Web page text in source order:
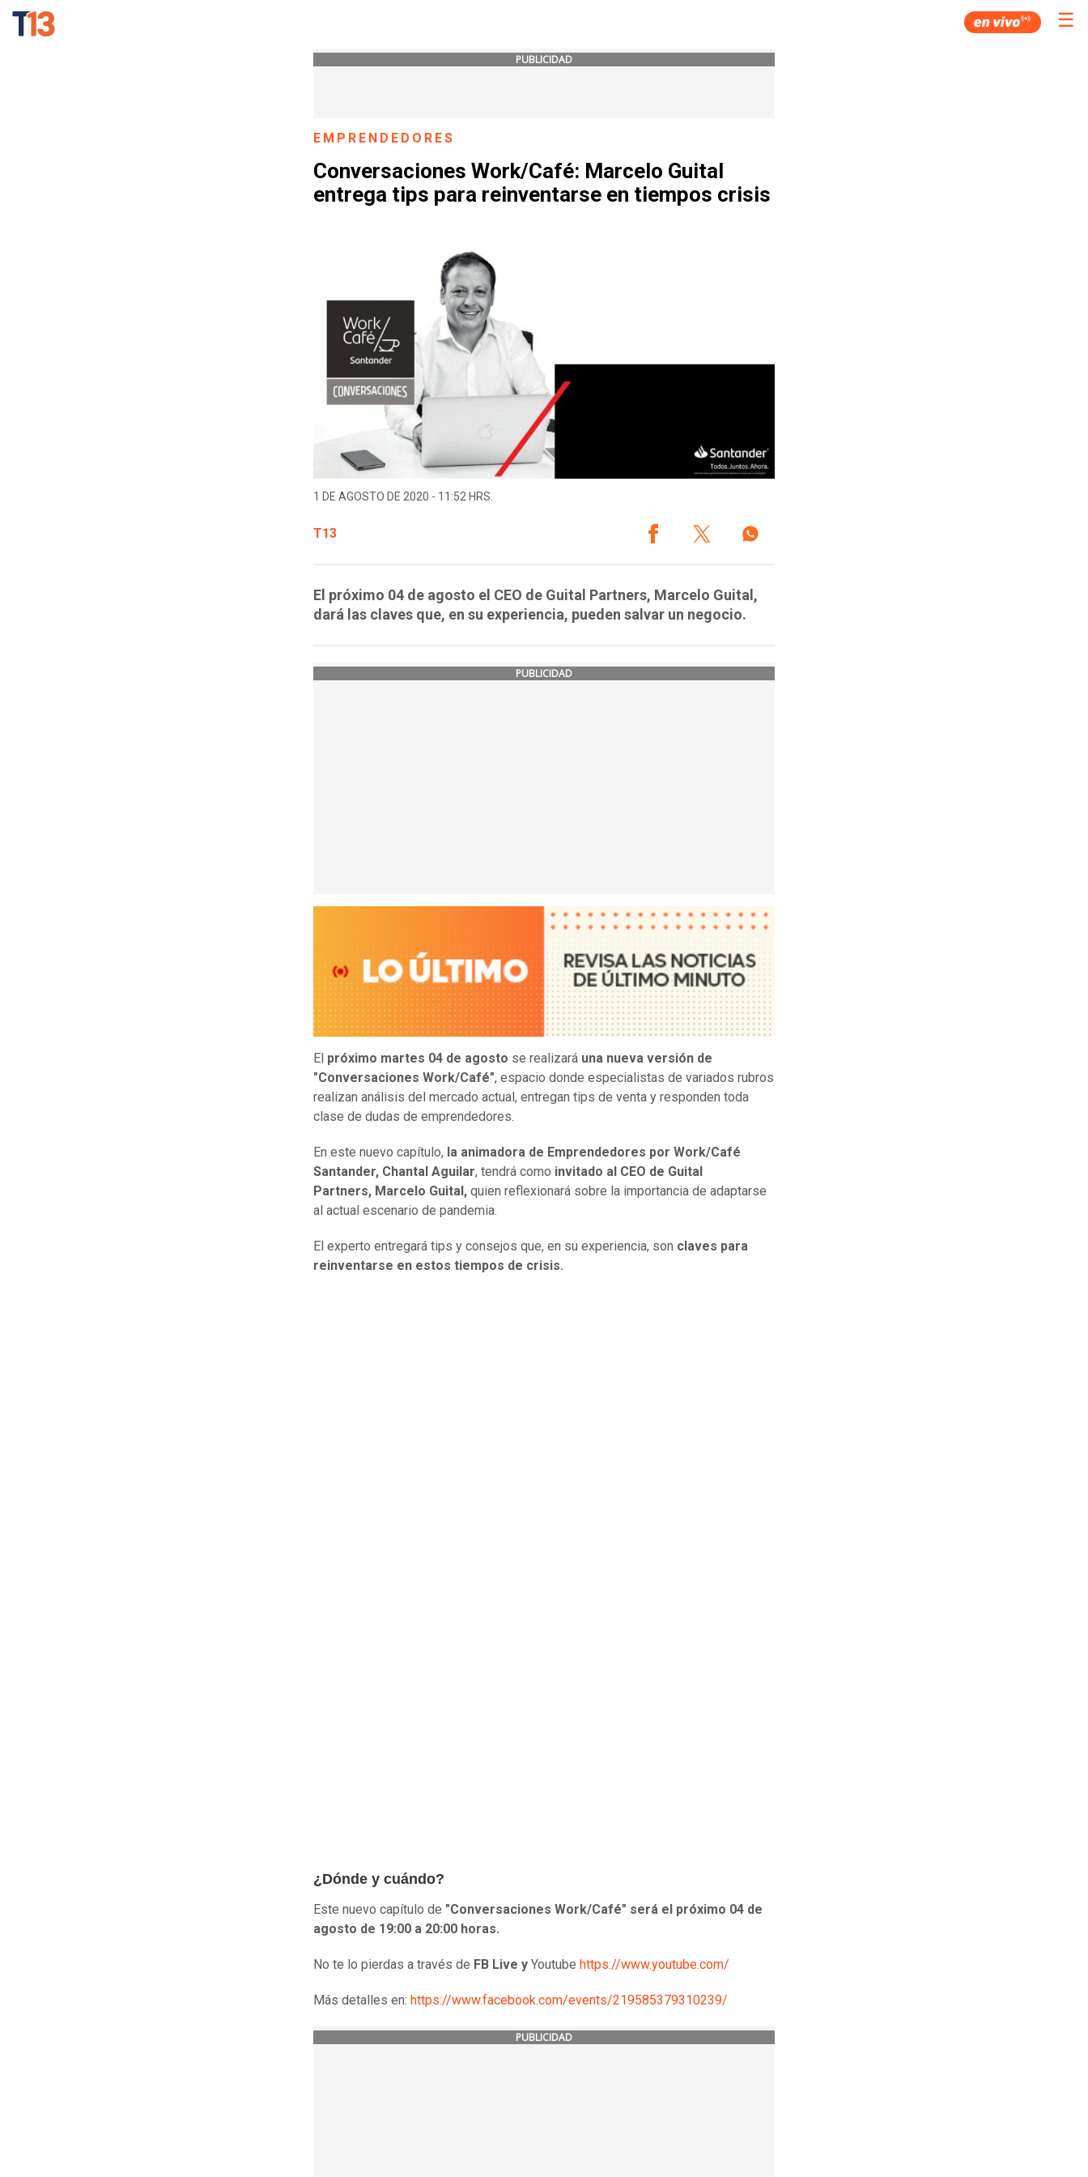
☰
PUBLICIDAD
EMPRENDEDORES
Conversaciones Work/Café: Marcelo Guital
entrega tips para reinventarse en tiempos crisis
1 DE AGOSTO DE 2020 - 11:52 HRS.
T13
El próximo 04 de agosto el CEO de Guital Partners, Marcelo Guital,
dará las claves que, en su experiencia, pueden salvar un negocio.
PUBLICIDAD
El próximo martes 04 de agosto se realizará una nueva versión de
"Conversaciones Work/Café", espacio donde especialistas de variados rubros
realizan análisis del mercado actual, entregan tips de venta y responden toda
clase de dudas de emprendedores.
En este nuevo capítulo, la animadora de Emprendedores por Work/Café
Santander, Chantal Aguilar, tendrá como invitado al CEO de Guital
Partners, Marcelo Guital, quien reflexionará sobre la importancia de adaptarse
al actual escenario de pandemia.
El experto entregará tips y consejos que, en su experiencia, son claves para
reinventarse en estos tiempos de crisis.
¿Dónde y cuándo?
Este nuevo capítulo de "Conversaciones Work/Café" será el próximo 04 de
agosto de 19:00 a 20:00 horas.
No te lo pierdas a través de FB Live y Youtube https://www.youtube.com/
Más detalles en: https://www.facebook.com/events/219585379310239/
PUBLICIDAD